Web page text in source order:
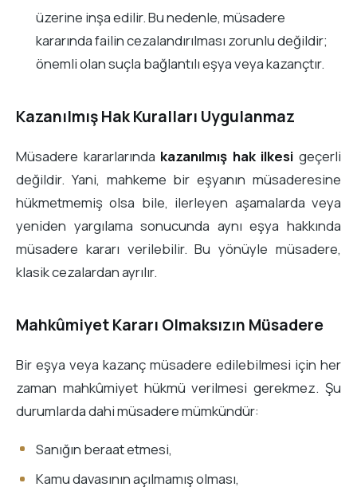
üzerine inşa edilir. Bu nedenle, müsadere
kararında failin cezalandırılması zorunlu değildir;
önemli olan suçla bağlantılı eşya veya kazançtır.
Kazanılmış Hak Kuralları Uygulanmaz
Müsadere kararlarında kazanılmış hak ilkesi geçerli
değildir. Yani, mahkeme bir eşyanın müsaderesine
hükmetmemiş olsa bile, ilerleyen aşamalarda veya
yeniden yargılama sonucunda aynı eşya hakkında
müsadere kararı verilebilir. Bu yönüyle müsadere,
klasik cezalardan ayrılır.
Mahkûmiyet Kararı Olmaksızın Müsadere
Bir eşya veya kazanç müsadere edilebilmesi için her
zaman mahkûmiyet hükmü verilmesi gerekmez. Şu
durumlarda dahi müsadere mümkündür:
Sanığın beraat etmesi,
Kamu davasının açılmamış olması,